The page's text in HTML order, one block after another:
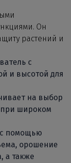
Он
растений и
с
и высотой для
на выбор
широком
помощью
орошение
а также